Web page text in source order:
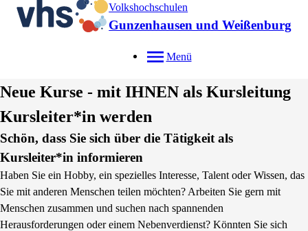
Volkshochschulen
Gunzenhausen und Weißenburg
Menü
Neue Kurse - mit IHNEN als Kursleitung
Kursleiter*in werden
Schön, dass Sie sich über die Tätigkeit als
Kursleiter*in informieren
Haben Sie ein Hobby, ein spezielles Interesse, Talent oder Wissen, das
Sie mit anderen Menschen teilen möchten? Arbeiten Sie gern mit
Menschen zusammen und suchen nach spannenden
Herausforderungen oder einem Nebenverdienst? Könnten Sie sich